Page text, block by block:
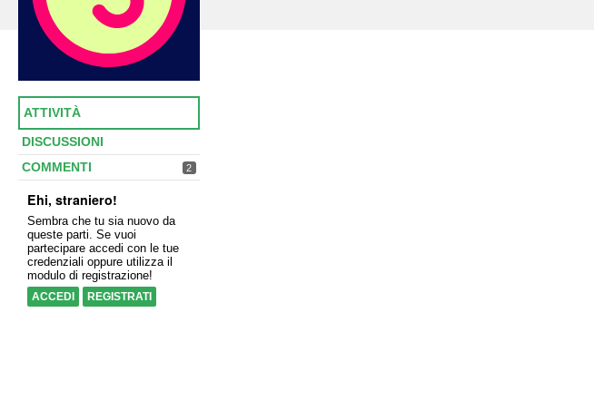
ATTIVITÀ
DISCUSSIONI
COMMENTI
2
Ehi, straniero!
Sembra che tu sia nuovo da
queste parti. Se vuoi
partecipare accedi con le tue
credenziali oppure utilizza il
modulo di registrazione!
ACCEDI REGISTRATI